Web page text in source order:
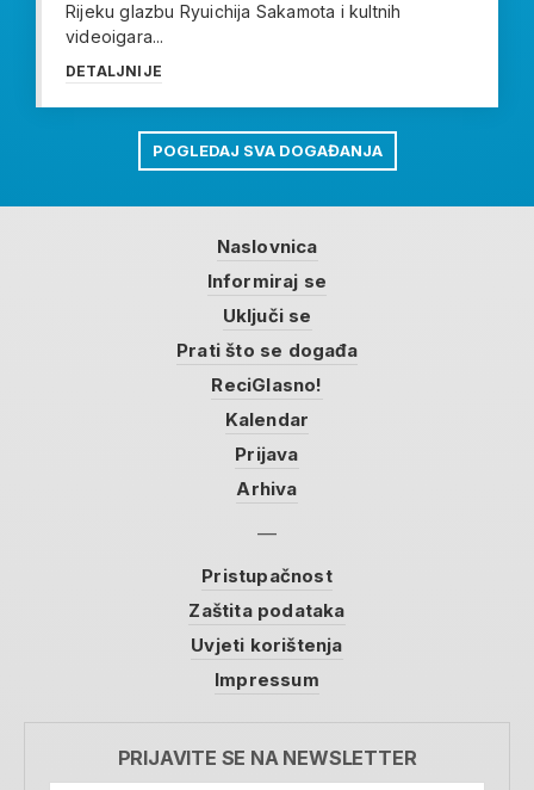
Rijeku glazbu Ryuichija Sakamota i kultnih
videoigara...
DETALJNIJE
POGLEDAJ SVA DOGAĐANJA
Naslovnica
Informiraj se
Uključi se
Prati što se događa
ReciGlasno!
Kalendar
Prijava
Arhiva
Pristupačnost
Zaštita podataka
Uvjeti korištenja
Impressum
PRIJAVITE SE NA NEWSLETTER